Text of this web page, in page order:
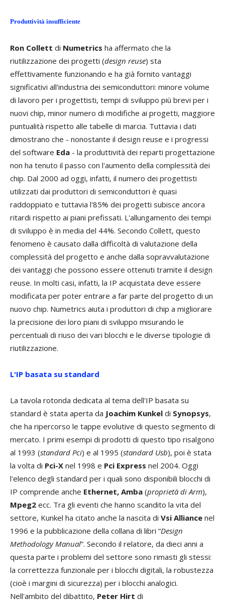
Produttività insufficiente
Ron Collett di Numetrics ha affermato che la
riutilizzazione dei progetti (design reuse) sta
effettivamente funzionando e ha già fornito vantaggi
significativi all'industria dei semiconduttori: minore volume
di lavoro per i progettisti, tempi di sviluppo più brevi per i
nuovi chip, minor numero di modifiche ai progetti, maggiore
puntualità rispetto alle tabelle di marcia. Tuttavia i dati
dimostrano che - nonostante il design reuse e i progressi
del software Eda - la produttività dei reparti progettazione
non ha tenuto il passo con l'aumento della complessità dei
chip. Dal 2000 ad oggi, infatti, il numero dei progettisti
utilizzati dai produttori di semiconduttori è quasi
raddoppiato e tuttavia l'85% dei progetti subisce ancora
ritardi rispetto ai piani prefissati. L'allungamento dei tempi
di sviluppo è in media del 44%. Secondo Collett, questo
fenomeno è causato dalla difficoltà di valutazione della
complessità del progetto e anche dalla sopravvalutazione
dei vantaggi che possono essere ottenuti tramite il design
reuse. In molti casi, infatti, la IP acquistata deve essere
modificata per poter entrare a far parte del progetto di un
nuovo chip. Numetrics aiuta i produttori di chip a migliorare
la precisione dei loro piani di sviluppo misurando le
percentuali di riuso dei vari blocchi e le diverse tipologie di
riutilizzazione.
L'IP basata su standard
La tavola rotonda dedicata al tema dell'IP basata su
standard è stata aperta da Joachim Kunkel di Synopsys,
che ha ripercorso le tappe evolutive di questo segmento di
mercato. I primi esempi di prodotti di questo tipo risalgono
al 1993 (standard Pci) e al 1995 (standard Usb), poi è stata
la volta di Pci-X nel 1998 e Pci Express nel 2004. Oggi
l'elenco degli standard per i quali sono disponibili blocchi di
IP comprende anche Ethernet, Amba (proprietà di Arm),
Mpeg2 ecc. Tra gli eventi che hanno scandito la vita del
settore, Kunkel ha citato anche la nascita di Vsi Alliance nel
1996 e la pubblicazione della collana di libri “Design
Methodology Manual”. Secondo il relatore, da dieci anni a
questa parte i problemi del settore sono rimasti gli stessi:
la correttezza funzionale per i blocchi digitali, la robustezza
(cioè i margini di sicurezza) per i blocchi analogici.
Nell'ambito del dibattito, Peter Hirt di